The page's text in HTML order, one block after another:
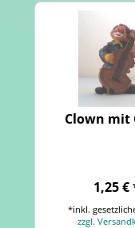
Clown mit
1,25 €
*inkl.
zzgl.